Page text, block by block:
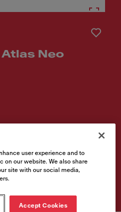
Atlas Neo
te koop?
user experience and to
on our website. We also share
site with our social media,
Accept Cookies